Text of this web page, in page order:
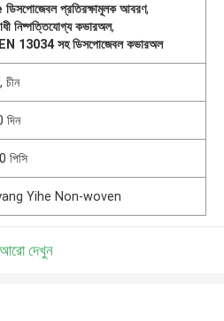
প্রতিরক্ষামূলক আবরণ,
নিষ্পত্তিযোগ্য কভারঅল,
13034 সহ ডিসপোজেবল কভারঅল
চীন
দিন
পিসি
Yihe Non-woven
আরো দেখুন